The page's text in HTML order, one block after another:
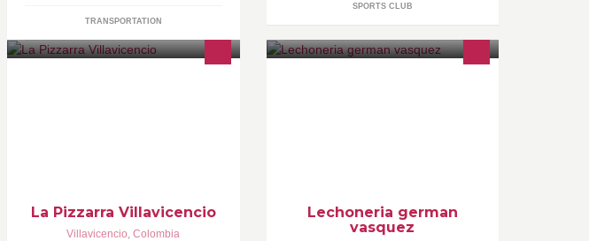
TRANSPORTATION
SPORTS CLUB
La Pizzarra Villavicencio
Villavicencio,Colombia
Lechoneria german
vasquez